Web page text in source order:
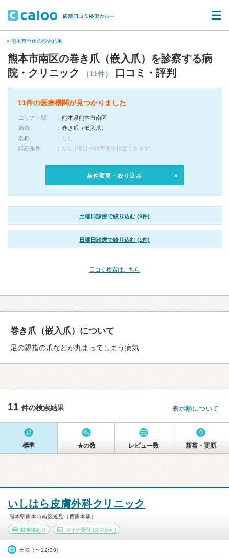
« 熊本市全体の検索結果
熊本市南区の巻き爪（嵌入爪）を診察する病
院・クリニック
（11件） 口コミ・評判
11件の医療機関が見つかりました
エリア・駅
熊本県熊本市南区
病気
巻き爪（嵌入爪）
名称
なし
詳細条件
なし (曜日や時間帯を指定できます)
条件変更・絞り込み
土曜日診療で絞り込む (9件)
日曜日診療で絞り込む (1件)
口コミ検索はこちら
巻き爪（嵌入爪）について
足の親指の爪などが丸まってしまう病気
11 件の検索結果 表示順について
標準 ★の数 レビュー数 新着・更新
いしはら皮膚外科クリニック
熊本県熊本市南区近見（西熊本駅）
駐車場あり マイナ受付(スマホ可)
土曜（〜12:30）